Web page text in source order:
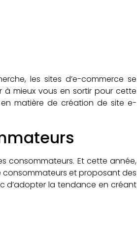
les sites d’e-commerce se
mieux vous en sortir pour cette
matière de création de site e-
consommateurs. Et cette année,
consommateurs et proposant des
d’adopter la tendance en créant